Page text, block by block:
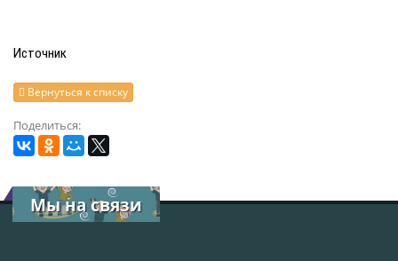
Источник
Вернуться к списку
Поделиться:
Мы на связи